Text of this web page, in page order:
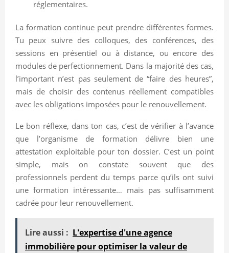
réglementaires.
La formation continue peut prendre différentes formes.
Tu peux suivre des colloques, des conférences, des
sessions en présentiel ou à distance, ou encore des
modules de perfectionnement. Dans la majorité des cas,
l’important n’est pas seulement de “faire des heures”,
mais de choisir des contenus réellement compatibles
avec les obligations imposées pour le renouvellement.
Le bon réflexe, dans ton cas, c’est de vérifier à l’avance
que l’organisme de formation délivre bien une
attestation exploitable pour ton dossier. C’est un point
simple, mais on constate souvent que des
professionnels perdent du temps parce qu’ils ont suivi
une formation intéressante… mais pas suffisamment
cadrée pour leur renouvellement.
Lire aussi : L'expertise d'une agence
immobilière pour optimiser la valeur de